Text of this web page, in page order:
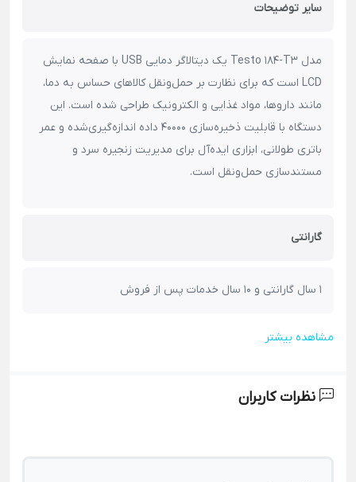
سایر توضیحات
مدل Testo 184-T3 یک دیتالاگر دمایی USB با صفحه نمایش
LCD است که برای نظارت بر حمل‌ونقل کالاهای حساس به دما،
مانند داروها، مواد غذایی و الکترونیک طراحی شده است. این
دستگاه با قابلیت ذخیره‌سازی 40000 داده اندازه‌گیری‌شده و عمر
باتری طولانی، ابزاری ایده‌آل برای مدیریت زنجیره سرد و
مستندسازی حمل‌ونقل است.
گارانتی
1 سال گارانتی و 10 سال خدمات پس از فروش
مشاهده بیشتر
نظرات کاربران